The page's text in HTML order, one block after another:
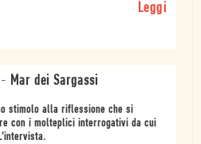
Leggi
- Mar dei Sargassi
stimolo alla riflessione che si
con i molteplici interrogativi da cui